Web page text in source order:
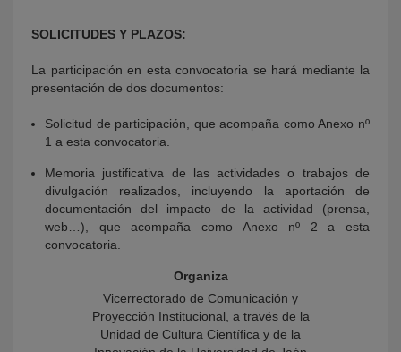
SOLICITUDES Y PLAZOS:
La participación en esta convocatoria se hará mediante la
presentación de dos documentos:
Solicitud de participación, que acompaña como Anexo nº
1 a esta convocatoria.
Memoria justificativa de las actividades o trabajos de
divulgación realizados, incluyendo la aportación de
documentación del impacto de la actividad (prensa,
web…), que acompaña como Anexo nº 2 a esta
convocatoria.
Organiza
Vicerrectorado de Comunicación y
Proyección Institucional, a través de la
Unidad de Cultura Científica y de la